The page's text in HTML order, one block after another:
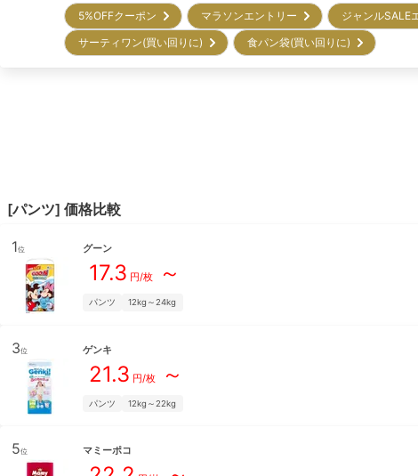
5%OFFクーポン マラソンエントリー ジャンル
サーティワン(買い回りに)
食パン袋(買い回りに)
[パンツ] 価格比較
1位 グーン
17.3 円/枚～
パンツ 12kg～24kg
3位 ゲンキ
21.3 円/枚～
パンツ 12kg～22kg
5位 マミーポコ